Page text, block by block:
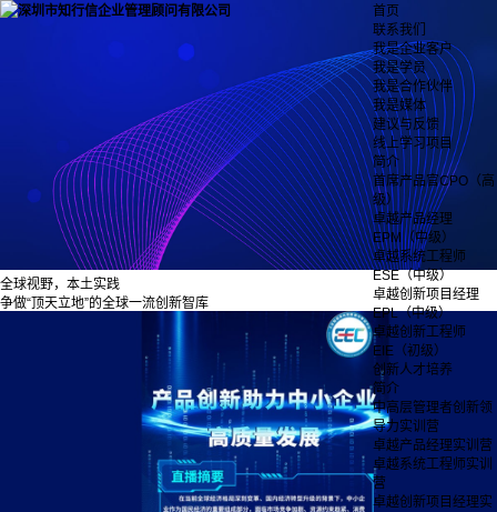
首页
联系我们
我是企业客户
我是学员
我是合作伙伴
我是媒体
建议与反馈
线上学习项目
简介
首席产品官CPO（高
级）
卓越产品经理
EPM（中级）
卓越系统工程师
ESE（中级）
卓越创新项目经理
EPL（中级）
卓越创新工程师
EIE（初级）
创新人才培养
简介
中高层管理者创新领
导力实训营
卓越产品经理实训营
卓越系统工程师实训
营
卓越创新项目经理实
全球视野，本土实践
争做“顶天立地”的全球一流创新智库